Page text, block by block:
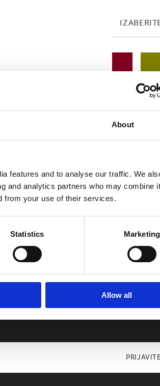
About
features and to analyse our traffic. We
and analytics partners who may combine
from your use of their services.
Statistics Marketing
Allow all
Cloud Stride
Walkmaxx
izravno u